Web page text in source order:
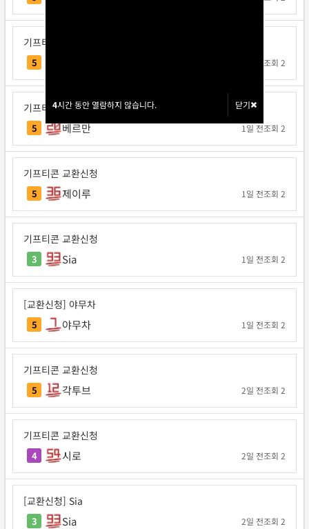
4시간 동안 열람하지 않습니다. 닫기
4시간 동안 열람하지 않습니다. 닫기
기프티콘 교환신청
5 조회 2
기프티콘 교환신청
5 베르만 1일 전조회 2
기프티콘 교환신청
5 제이루 1일 전조회 2
기프티콘 교환신청
3 Sia 1일 전조회 2
[교환신청] 야무차
5 야무차 1일 전조회 2
기프티콘 교환신청
5 각투브 2일 전조회 2
기프티콘 교환신청
4 시로 2일 전조회 2
[교환신청] Sia
3 Sia 2일 전조회 2